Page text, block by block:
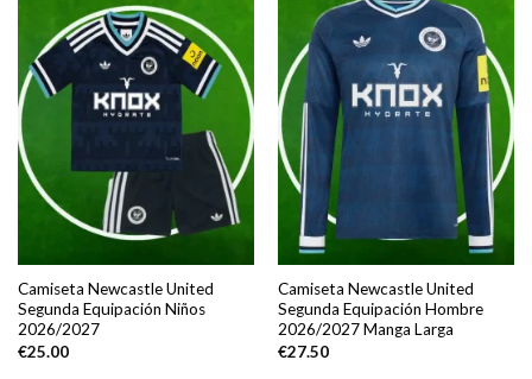
Camiseta Newcastle United
Segunda Equipación Niños
2026/2027
€25.00
Camiseta Newcastle United
Segunda Equipación Hombre
2026/2027 Manga Larga
€27.50